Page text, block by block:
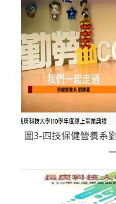
圖3-四技保健營養系